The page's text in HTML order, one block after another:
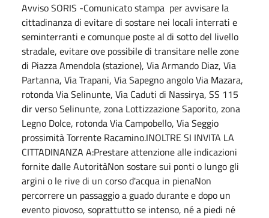
Avviso SORIS -Comunicato stampa per avvisare la
cittadinanza di evitare di sostare nei locali interrati e
seminterranti e comunque poste al di sotto del livello
stradale, evitare ove possibile di transitare nelle zone
di Piazza Amendola (stazione), Via Armando Diaz, Via
Partanna, Via Trapani, Via Sapegno angolo Via Mazara,
rotonda Via Selinunte, Via Caduti di Nassirya, SS 115
dir verso Selinunte, zona Lottizzazione Saporito, zona
Legno Dolce, rotonda Via Campobello, Via Seggio
prossimità Torrente Racamino.INOLTRE SI INVITA LA
CITTADINANZA A:Prestare attenzione alle indicazioni
fornite dalle AutoritàNon sostare sui ponti o lungo gli
argini o le rive di un corso d'acqua in pienaNon
percorrere un passaggio a guado durante e dopo un
evento piovoso, soprattutto se intenso, né a piedi né